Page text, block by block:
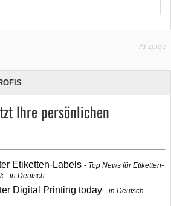
Anzeige
Ihre persönlichen
Etiketten-Labels
Top News für Etiketten-
- in Deutsch
Digital Printing today
in Deutsch –